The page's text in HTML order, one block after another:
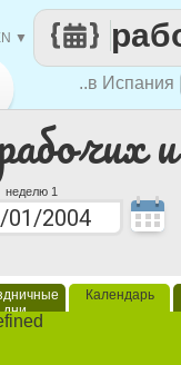
неделю 1
дни
Календарь
..в Испания
▼